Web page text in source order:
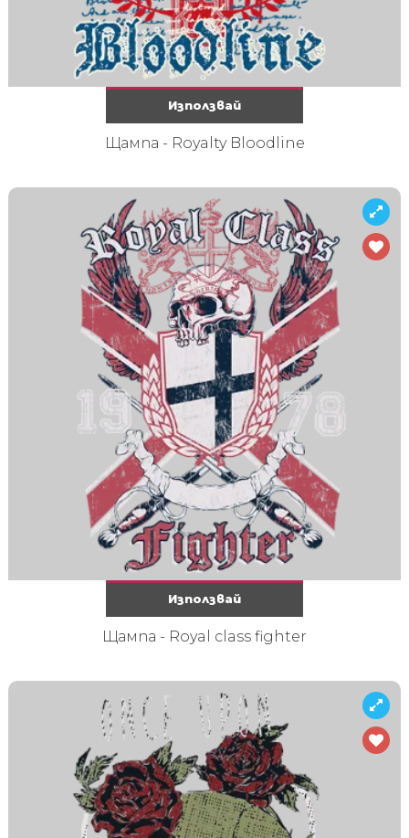
Използвай
Щампа - Royalty Bloodline
Използвай
Щампа - Royal class fighter